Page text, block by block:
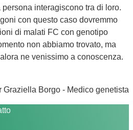
interagiscono tra di loro.
con questo caso dovremmo
di malati FC con genotipo
non abbiamo trovato, ma
ne venissimo a conoscenza.
Graziella Borgo - Medico genetista